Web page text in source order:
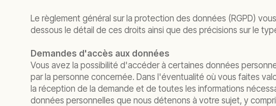
Le règlement général sur la protection des données (RGPD)
dessous le détail de ces droits ainsi que des précisions sur le
Demandes d'accès aux données
Vous avez la possibilité d'accéder à certaines données
par la personne concernée. Dans l'éventualité où vous faites
la réception de la demande et de toutes les informations
données personnelles que nous détenons à votre sujet, y